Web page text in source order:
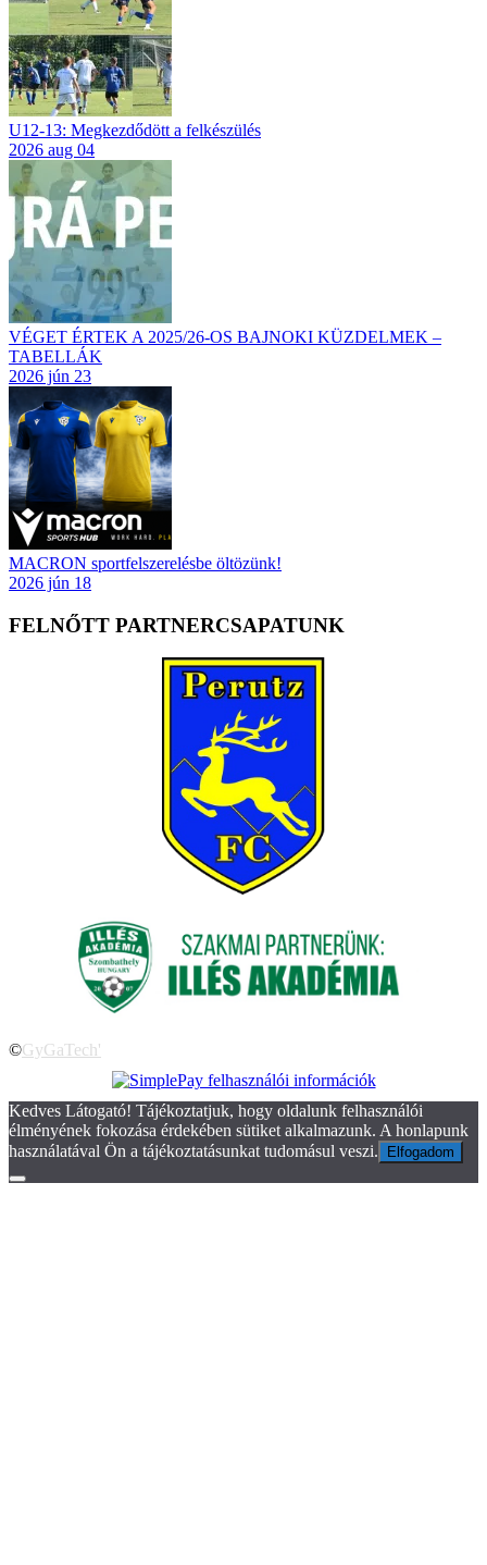
U12-13: Megkezdődött a felkészülés
2026 aug 04
VÉGET ÉRTEK A 2025/26-OS BAJNOKI KÜZDELMEK –
TABELLÁK
2026 jún 23
MACRON sportfelszerelésbe öltözünk!
2026 jún 18
FELNŐTT PARTNERCSAPATUNK
©GyGaTech'
Kedves Látogató! Tájékoztatjuk, hogy oldalunk felhasználói
élményének fokozása érdekében sütiket alkalmazunk. A honlapunk
használatával Ön a tájékoztatásunkat tudomásul veszi.
Elfogadom